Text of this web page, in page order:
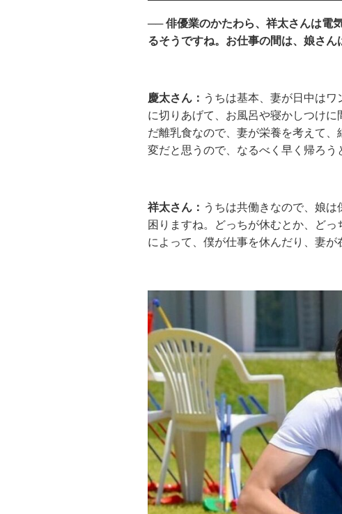
── 俳優業のかたわら、祥太さんは電
るそうですね。お仕事の間は、娘さん
慶太さん： うちは基本、妻が日中は
に切りあげて、お風呂や寝かしつけ
だ離乳食なので、妻が栄養を考えて
変だと思うので、なるべく早く帰ろう
祥太さん： うちは共働きなので、娘
困りますね。どっちが休むとか、ど
によって、僕が仕事を休んだり、妻が